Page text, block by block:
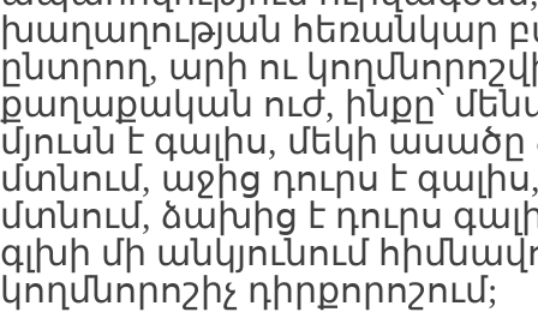
խաղաղության հեռանկար
ընտրող, արի ու
քաղաքական ուժ, ինքը՝
մյուսն է գալիս, մեկի
մտնում, աջից դուրս է
մտնում, ձախից է դուրս
գլխի մի անկյունում
կողմնորոշիչ դիրքորոշում;